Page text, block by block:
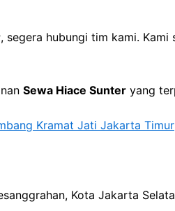
, segera hubungi tim kami.
Sewa Hiace Sunter yang
Kramat Jati Jakarta Timur
Kota Jakarta